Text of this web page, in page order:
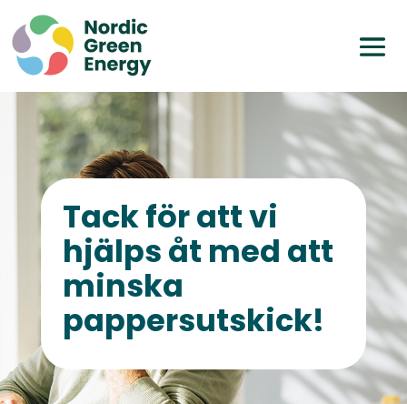
Tack för att vi
hjälps åt med att
minska
pappersutskick!